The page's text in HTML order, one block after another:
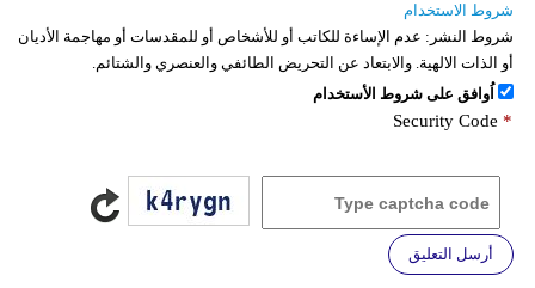
شروط الاستخدام
شروط النشر: عدم الإساءة للكاتب أو للأشخاص أو للمقدسات أو مهاجمة الأديان
أو الذات الالهية. والابتعاد عن التحريض الطائفي والعنصري والشتائم.
اُوافق على شروط الأستخدام
Security Code *
أرسل التعليق